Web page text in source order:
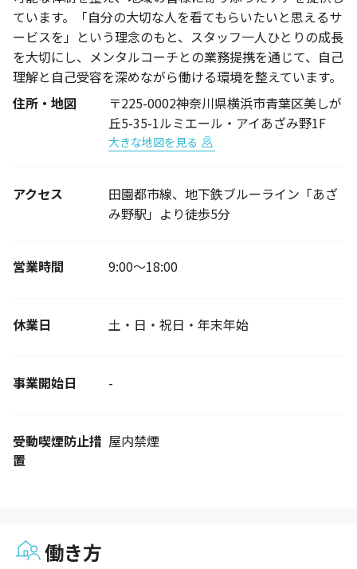
ています。「自分の大切な人を看てもらいたいと思えるサ
ービスを」という理念のもと、スタッフ一人ひとりの成長
を大切にし、メンタルコーチとの業務提携を通じて、自己
理解と自己受容を深めながら働ける環境を整えています。
住所・地図
〒225-0002神奈川県横浜市青葉区美しが
丘5-35-1ルミエール・アイあざみ野1F
大きな地図を見る
アクセス
田園都市線、地下鉄ブルーライン「あざ
み野駅」より徒歩5分
営業時間 9:00～18:00
休業日 土・日・祝日・年末年始
事業開始日 -
受動喫煙防止措
置
屋内禁煙
働き方